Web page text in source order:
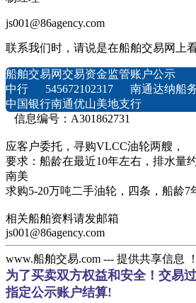
js001@86agency.com
联系我们时，请说是在船舶交易网上
船舶交易网交易资金监管账户公示
中行 545672102317 南通达纳船务
中国银行南通优山美地支行
信息编号：A301862731
应客户委托，寻购VLCC油轮两艘，
要求：船龄在最近10年左右，排水量约
南美
求购5-20万吨二手油轮，四条，船龄7
相关船舶资料请发邮箱
js001@86agency.com
www.船舶交易.com --- 提供共享信息 ！
为了买卖双方权益和安全！交易
指定公示账户结算!